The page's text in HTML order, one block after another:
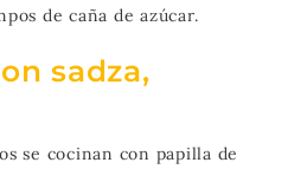
de caña de azúcar.
sadza,
se cocinan con papilla de